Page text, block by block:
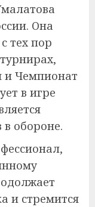
Она
тех пор
и Чемпионат
в игре
обороне.
и стремится